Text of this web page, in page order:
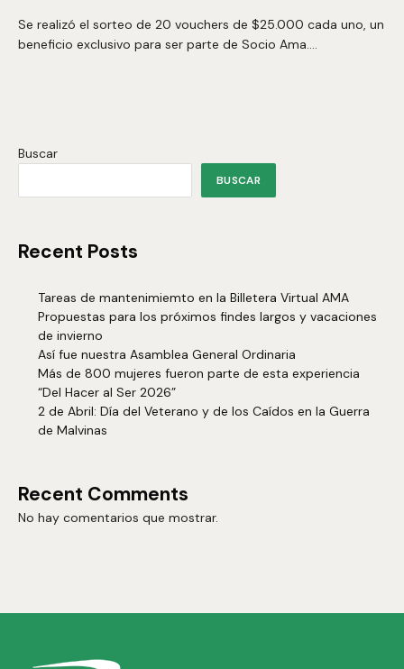
Se realizó el sorteo de 20 vouchers de $25.000 cada uno, un
beneficio exclusivo para ser parte de Socio Ama.…
Buscar
BUSCAR
Recent Posts
Tareas de mantenimiemto en la Billetera Virtual AMA
Propuestas para los próximos findes largos y vacaciones
de invierno
Así fue nuestra Asamblea General Ordinaria
Más de 800 mujeres fueron parte de esta experiencia
“Del Hacer al Ser 2026”
2 de Abril: Día del Veterano y de los Caídos en la Guerra
de Malvinas
Recent Comments
No hay comentarios que mostrar.